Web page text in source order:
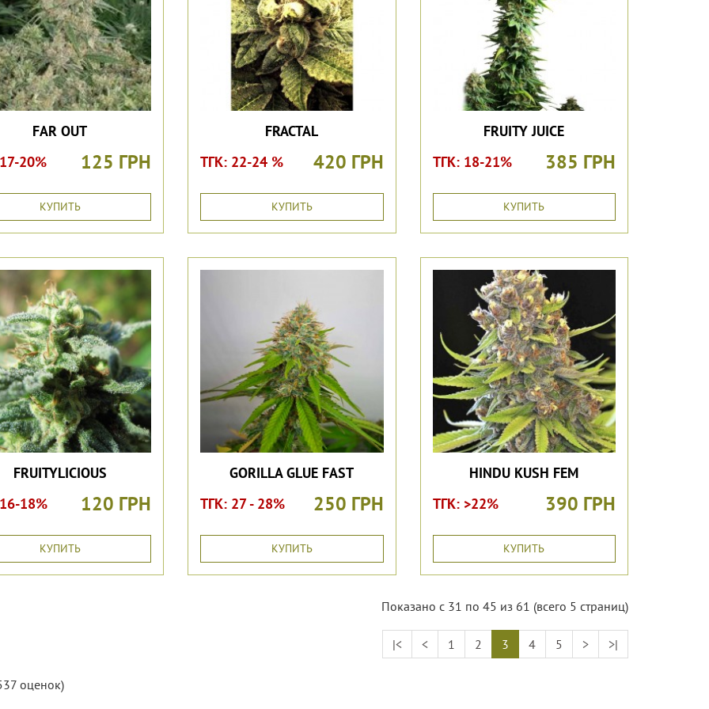
FAR OUT
20%
125 ГРН
КУПИТЬ
FRACTAL
ТГК: 22-24 %
420 ГРН
КУПИТЬ
FRUITY JUICE
ТГК: 18-21%
385 ГРН
КУПИТЬ
FRUITYLICIOUS
18%
120 ГРН
КУПИТЬ
GORILLA GLUE FAST
ТГК: 27 - 28%
250 ГРН
КУПИТЬ
HINDU KUSH FEM
ТГК: >22%
390 ГРН
КУПИТЬ
Показано с 31 по 45 из 61 (всего 5 страниц)
|< < 1 2 3 4 5 > >|
оценок)